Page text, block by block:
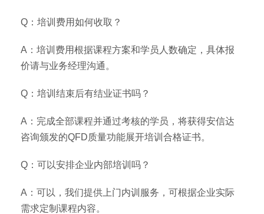
Q：培训费用如何收取？
A：培训费用根据课程方案和学员人数确定，具体报
价请与业务经理沟通。
Q：培训结束后有结业证书吗？
A：完成全部课程并通过考核的学员，将获得安信达
咨询颁发的QFD质量功能展开培训合格证书。
Q：可以安排企业内部培训吗？
A：可以，我们提供上门内训服务，可根据企业实际
需求定制课程内容。